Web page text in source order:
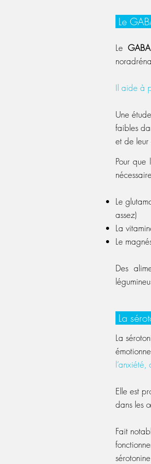
Le
LeGABA
Il aide à
Une
faibles
et de leur
Pour que
Le
assez)
La
Le
Des
La
La
Elle est
dans les
Fait